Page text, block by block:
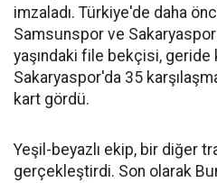
imzaladı. Türkiye'de daha
Samsunspor ve Sakaryaspor
yaşındaki file bekçisi, geride
Sakaryaspor'da 35
kart gördü.
Yeşil-beyazlı ekip, bir diğer
gerçekleştirdi. Son olarak